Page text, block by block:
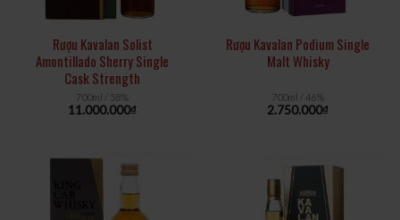
Rượu Kavalan Solist
Amontillado Sherry Single
Cask Strength
700ml / 58%
11.000.000₫
Rượu Kavalan Podium Single
Malt Whisky
700ml / 46%
2.750.000₫